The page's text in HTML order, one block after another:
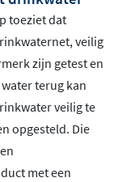
toeziet dat
veilig
zijn getest en
terug kan
veilig te
opgesteld. Die
met een